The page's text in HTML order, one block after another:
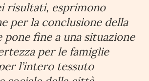
risultati, esprimono
per la conclusione della
pone fine a una situazione
per le famiglie
l’intero tessuto